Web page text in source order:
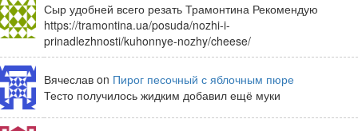
Сыр удобней всего резать Трамонтина Рекомендую
https://tramontina.ua/posuda/nozhi-i-
prinadlezhnosti/kuhonnye-nozhy/cheese/
Вячеслав on Пирог песочный с яблочным пюре
Тесто получилось жидким добавил ещё муки